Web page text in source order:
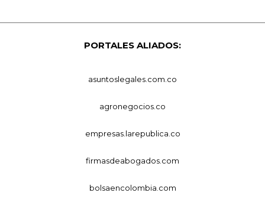
PORTALES ALIADOS:
asuntoslegales.com.co
agronegocios.co
empresas.larepublica.co
firmasdeabogados.com
bolsaencolombia.com